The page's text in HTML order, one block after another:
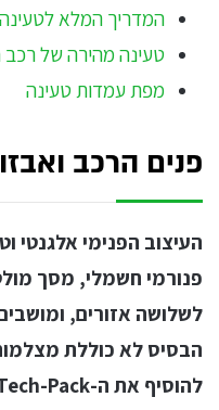
המדריך המלא
טעינה מהירה של
מפת עמדות טעינה
פנים הרכב
העיצוב הפנימי אלגנטי
פנורמי חשמלי, מסך
לשלושה אזורים,
הבסיס לא כוללת
להוסיף את ה-Tech-Pack בעלות נוספת.